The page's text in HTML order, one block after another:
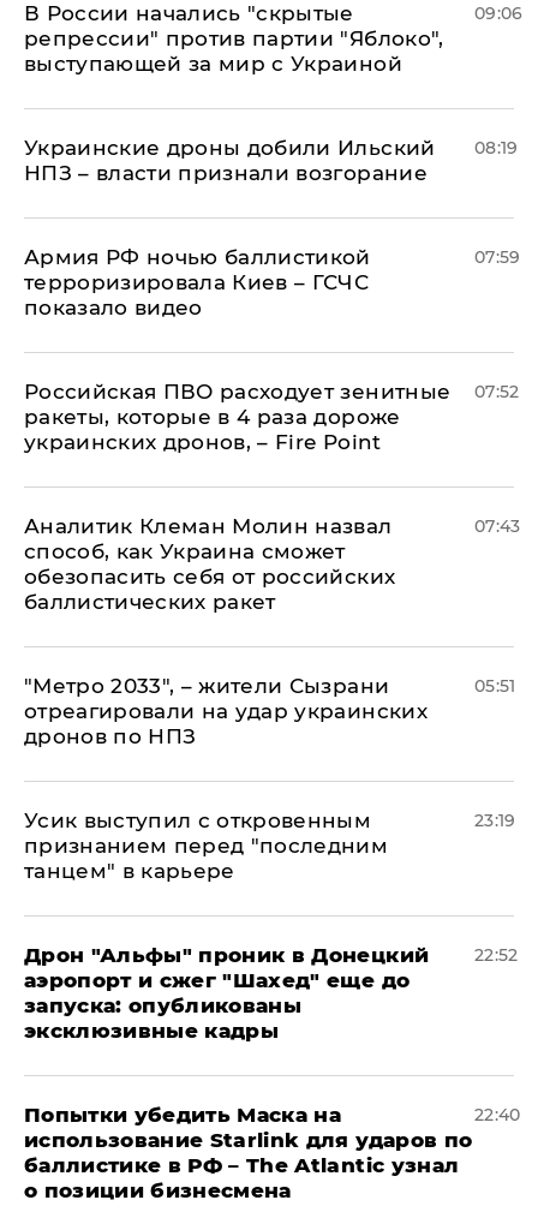
В России начались "скрытые
репрессии" против партии "Яблоко",
выступающей за мир с Украиной
09:06
Украинские дроны добили Ильский
НПЗ – власти признали возгорание
08:19
Армия РФ ночью баллистикой
терроризировала Киев – ГСЧС
показало видео
07:59
Российская ПВО расходует зенитные
ракеты, которые в 4 раза дороже
украинских дронов, – Fire Point
07:52
Аналитик Клеман Молин назвал
способ, как Украина сможет
обезопасить себя от российских
баллистических ракет
07:43
"Метро 2033", – жители Сызрани
отреагировали на удар украинских
дронов по НПЗ
05:51
Усик выступил с откровенным
признанием перед "последним
танцем" в карьере
23:19
Дрон "Альфы" проник в Донецкий
аэропорт и сжег "Шахед" еще до
запуска: опубликованы
эксклюзивные кадры
22:52
Попытки убедить Маска на
использование Starlink для ударов по
баллистике в РФ – The Atlantic узнал
о позиции бизнесмена
22:40